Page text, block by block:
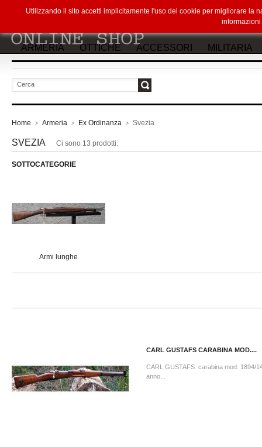
ARMERIA OTTICHE ACCESSORI MILITARIA
Home > Armeria > Ex Ordinanza > Svezia
SVEZIA Ci sono 13 prodotti.
SOTTOCATEGORIE
Armi lunghe
CARL GUSTAFS CARABINA MOD....
CARL GUSTAFS carabina mod. 1894/
anno...
Utilizzando il sito accetti implicitamente l'uso dei cookie per migliorare la
informazioni